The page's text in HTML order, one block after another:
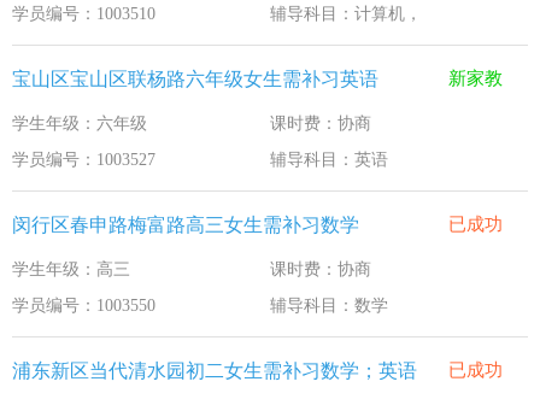
学员编号：1003510
辅导科目：计算机，
宝山区宝山区联杨路六年级女生需补习英语 新家教
学生年级：六年级
课时费：协商
学员编号：1003527
辅导科目：英语
闵行区春申路梅富路高三女生需补习数学 已成功
学生年级：高三
课时费：协商
学员编号：1003550
辅导科目：数学
浦东新区当代清水园初二女生需补习数学；英语 已成功